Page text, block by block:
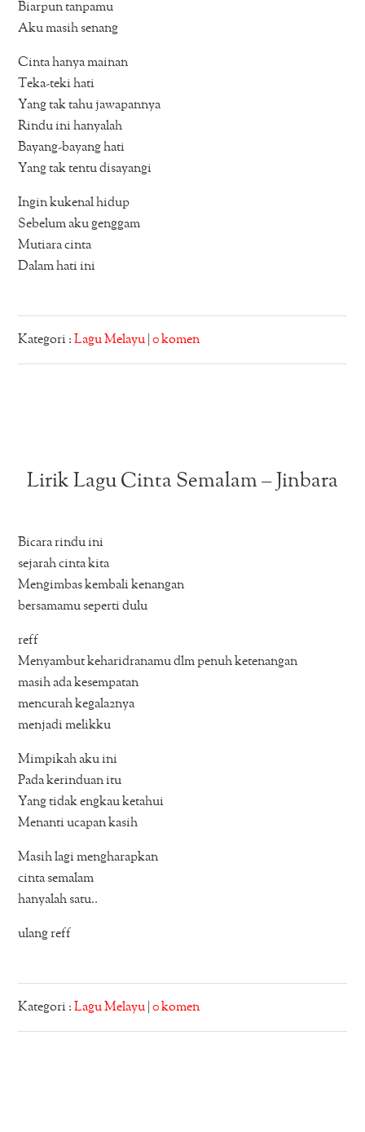
Biarpun tanpamu
Aku masih senang
Cinta hanya mainan
Teka-teki hati
Yang tak tahu jawapannya
Rindu ini hanyalah
Bayang-bayang hati
Yang tak tentu disayangi
Ingin kukenal hidup
Sebelum aku genggam
Mutiara cinta
Dalam hati ini
Kategori :Lagu Melayu |0 komen
Lirik Lagu Cinta Semalam – Jinbara
Bicara rindu ini
sejarah cinta kita
Mengimbas kembali kenangan
bersamamu seperti dulu
reff
Menyambut keharidranamu dlm penuh ketenangan
masih ada kesempatan
mencurah kegala2nya
menjadi melikku
Mimpikah aku ini
Pada kerinduan itu
Yang tidak engkau ketahui
Menanti ucapan kasih
Masih lagi mengharapkan
cinta semalam
hanyalah satu..
ulang reff
Kategori :Lagu Melayu |0 komen